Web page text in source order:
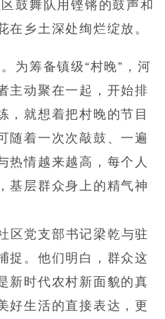
鼓舞队用铿锵的鼓声和
在乡土深处绚烂绽放。
为筹备镇级“村晚”，河
主动聚在一起，开始排
，就想着把村晚的节目
随着一次次敲鼓、一遍
热情越来越高，每个人
基层群众身上的精气神
区党支部书记梁乾与驻
捉。他们明白，群众这
新时代农村新面貌的真
好生活的直接表达，更